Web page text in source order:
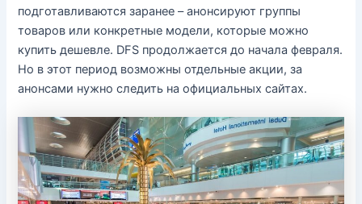
подготавливаются заранее – анонсируют группы
товаров или конкретные модели, которые можно
купить дешевле. DFS продолжается до начала февраля.
Но в этот период возможны отдельные акции, за
анонсами нужно следить на официальных сайтах.